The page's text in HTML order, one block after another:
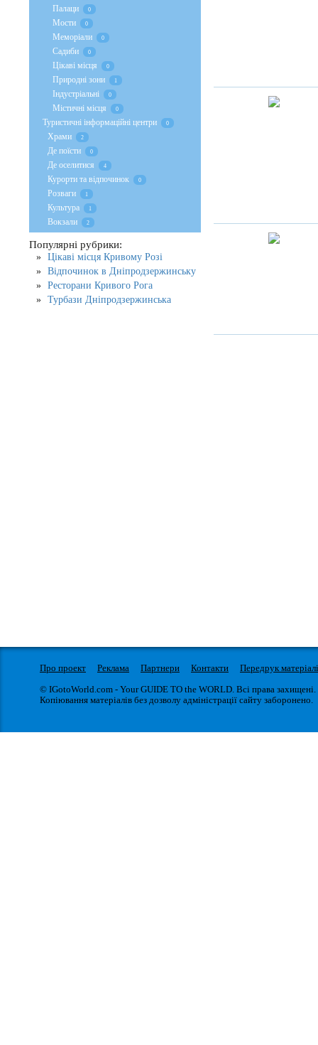
Палаци 0
Мости 0
Меморіали 0
Садиби 0
Цікаві місця 0
Природні зони 1
Індустріальні 0
Містичні місця 0
Туристичні інформаційні центри 0
Храми 2
Де поїсти 0
Де оселитися 4
Курорти та відпочинок 0
Розваги 1
Культура 1
Вокзали 2
Популярні рубрики:
Цікаві місця Кривому Розі
Відпочинок в Дніпродзержинську
Ресторани Кривого Рога
Турбази Дніпродзержинська
Про проект Реклама Партнери Контакти
Передрук
© IGotoWorld.com - Your GUIDE TO the WORLD. Всі права захищені.
Копіювання матеріалів без дозволу адміністрації сайту заборонено.